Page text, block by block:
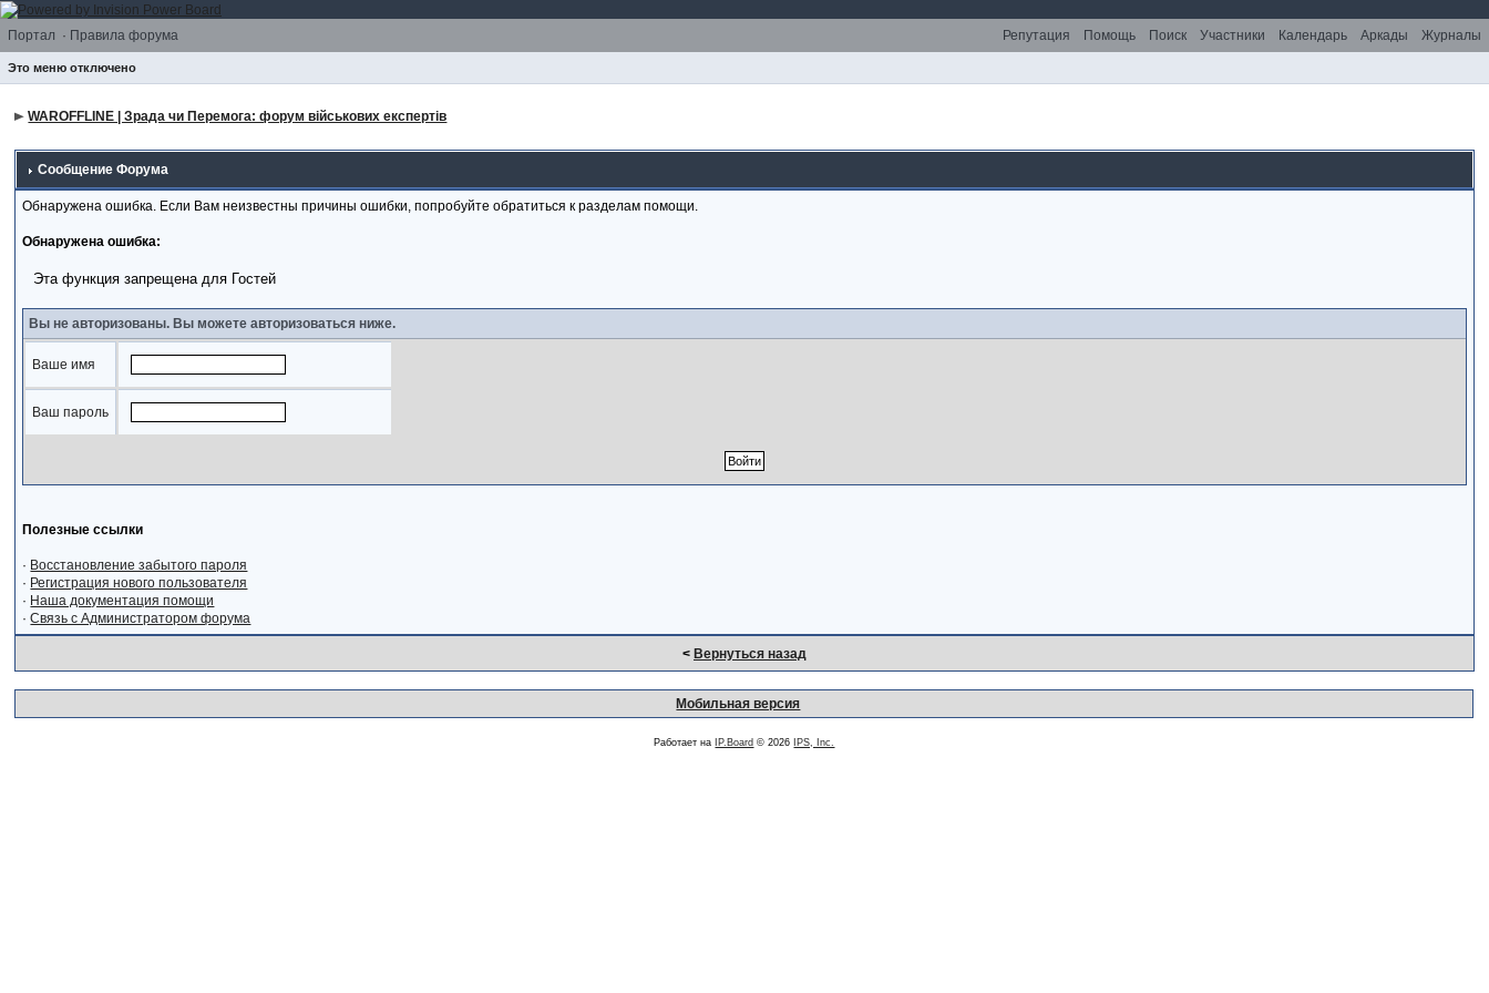
Портал · Правила форума Репутация Помощь Поиск Участники Календарь Аркады Журналы
Это меню отключено
WAROFFLINE | Зрада чи Перемога: форум військових експертів
Сообщение Форума
Обнаружена ошибка. Если Вам неизвестны причины ошибки, попробуйте обратиться к разделам помощи.
Обнаружена ошибка:
Эта функция запрещена для Гостей
Вы не авторизованы. Вы можете авторизоваться ниже.
Ваше имя
Ваш пароль
Полезные ссылки
· Восстановление забытого пароля
· Регистрация нового пользователя
· Наша документация помощи
·Связь с Администратором форума
< Вернуться назад
Мобильная версия
Работает на IP.Board © 2026 IPS, Inc.